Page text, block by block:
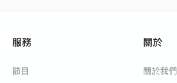
服務
節目
關於
關於我們